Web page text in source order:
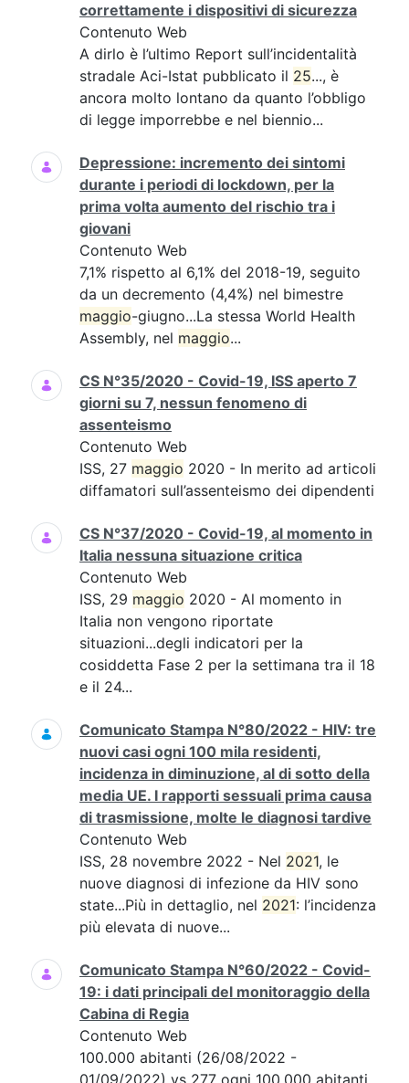
correttamente i dispositivi di sicurezza
Contenuto Web
A dirlo è l’ultimo Report sull’incidentalità
stradale Aci-Istat pubblicato il 25..., è
ancora molto lontano da quanto l’obbligo
di legge imporrebbe e nel biennio...
Depressione: incremento dei sintomi
durante i periodi di lockdown, per la
prima volta aumento del rischio tra i
giovani
Contenuto Web
7,1% rispetto al 6,1% del 2018-19, seguito
da un decremento (4,4%) nel bimestre
maggio-giugno...La stessa World Health
Assembly, nel maggio...
CS N°35/2020 - Covid-19, ISS aperto 7
giorni su 7, nessun fenomeno di
assenteismo
Contenuto Web
ISS, 27 maggio 2020 - In merito ad articoli
diffamatori sull’assenteismo dei dipendenti
CS N°37/2020 - Covid-19, al momento in
Italia nessuna situazione critica
Contenuto Web
ISS, 29 maggio 2020 - Al momento in
Italia non vengono riportate
situazioni...degli indicatori per la
cosiddetta Fase 2 per la settimana tra il 18
e il 24...
Comunicato Stampa N°80/2022 - HIV: tre
nuovi casi ogni 100 mila residenti,
incidenza in diminuzione, al di sotto della
media UE. I rapporti sessuali prima causa
di trasmissione, molte le diagnosi tardive
Contenuto Web
ISS, 28 novembre 2022 - Nel 2021, le
nuove diagnosi di infezione da HIV sono
state...Più in dettaglio, nel 2021: l’incidenza
più elevata di nuove...
Comunicato Stampa N°60/2022 - Covid-
19: i dati principali del monitoraggio della
Cabina di Regia
Contenuto Web
100.000 abitanti (26/08/2022 -
01/09/2022) vs 277 ogni 100.000 abitanti